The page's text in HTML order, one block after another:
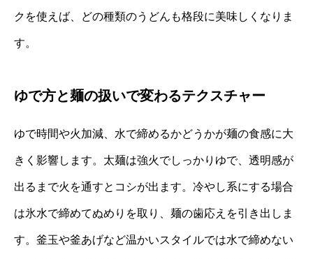
クを使えば、どの種類のうどんも格段に美味しくなりま
す。
ゆで方と麺の扱いで変わるテクスチャー
ゆで時間や火加減、水で締めるかどうかが麺の食感に大
きく影響します。太麺は強火でしっかりゆで、透明感が
出るまで火を通すとコシが出ます。冷やし系にする場合
は氷水で締めてぬめりを取り、麺の歯応えを引き出しま
す。釜玉や釜あげなど温かいスタイルでは水で締めない